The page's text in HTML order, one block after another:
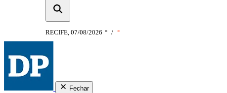
RECIFE, 07/08/2026 ° / °
Fechar